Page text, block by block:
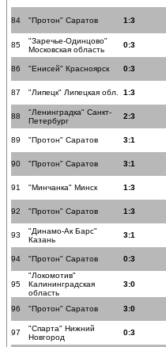
84 "Протон" Саратов 1:3
85
"Заречье-Одинцово"
Московская область
0:3
86 "Енисей" Красноярск 0:3
87 "Липецк" Липецкая обл. 1:3
88
"Ленинградка" Санкт-
Петербург
2:3
89 "Протон" Саратов 3:1
90 "Протон" Саратов 3:1
91 "Минчанка" Минск 1:3
92 "Протон" Саратов 1:3
93
"Динамо-Ак Барс"
Казань
3:1
94 "Протон" Саратов 0:3
95
"Локомотив"
Калининградская
область
3:0
96 "Протон" Саратов 3:0
97
"Спарта" Нижний
Новгород
0:3